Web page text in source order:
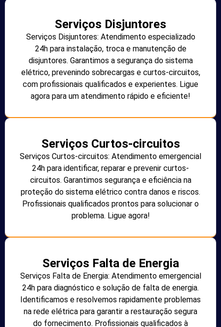
Serviços Disjuntores
Serviços Disjuntores: Atendimento especializado
24h para instalação, troca e manutenção de
disjuntores. Garantimos a segurança do sistema
elétrico, prevenindo sobrecargas e curtos-circuitos,
com profissionais qualificados e experientes. Ligue
agora para um atendimento rápido e eficiente!
Serviços Curtos-circuitos
Serviços Curtos-circuitos: Atendimento emergencial
24h para identificar, reparar e prevenir curtos-
circuitos. Garantimos segurança e eficiência na
proteção do sistema elétrico contra danos e riscos.
Profissionais qualificados prontos para solucionar o
problema. Ligue agora!
Serviços Falta de Energia
Serviços Falta de Energia: Atendimento emergencial
24h para diagnóstico e solução de falta de energia.
Identificamos e resolvemos rapidamente problemas
na rede elétrica para garantir a restauração segura
do fornecimento. Profissionais qualificados à